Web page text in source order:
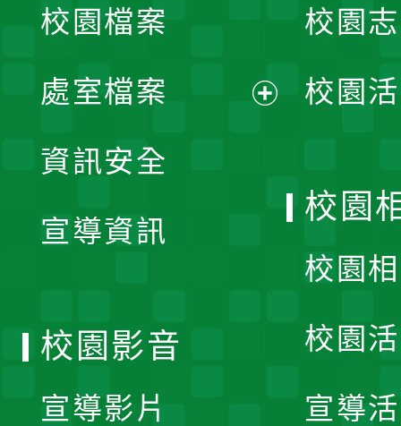
單
校園檔案
處室檔案
資訊安全
宣導資訊
校園
校園
校園
校園
校園
宣導
校園影音
宣導影片